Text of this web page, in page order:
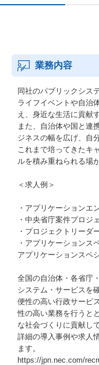
業務内容
同社のパブリックシス
ライフイベントや自治
え、身近な生活に貢献
また、自治体や国と連
ジネスの幅を広げ、自
これまで培ってきたキ
ルを積み重ねられる場
＜求人例＞
・アプリケーションエ
・中央省庁案件プロジ
・プロジェクトリーダ
・アプリケーションス
アプリケーションスペ
全国の自治体・各省庁
システム・サービスを
便性の高い行政サービ
性の高い業務を行うと
な社会づくりに貢献し
詳細の導入事例や求人
ます。
https://jpn.nec.com/